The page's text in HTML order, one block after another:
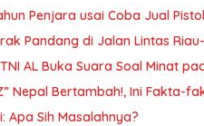
Penjara usai Coba Jual
Pandang di Jalan Lintas
AL Buka Suara Soal Minat
Nepal Bertambah!, Ini Fakta-
Apa Sih Masalahnya?